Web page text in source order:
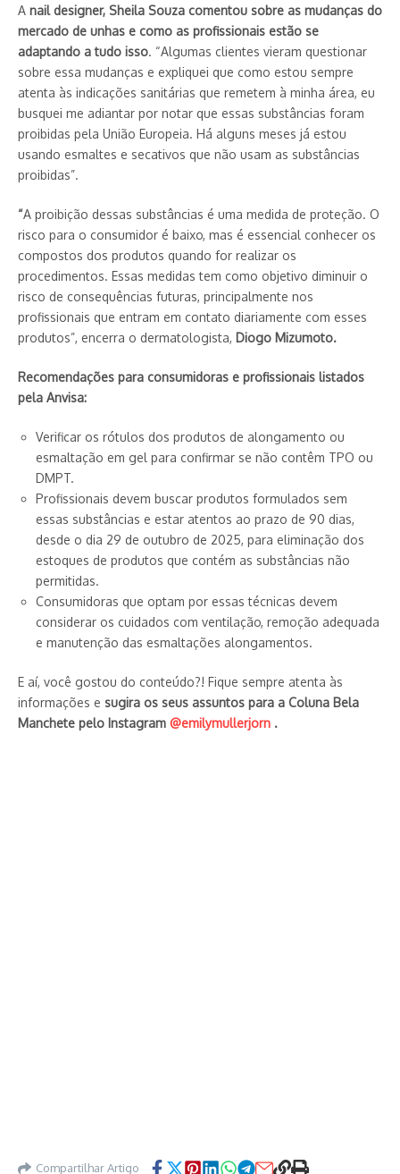
A nail designer, Sheila Souza comentou sobre as mudanças do
mercado de unhas e como as profissionais estão se
adaptando a tudo isso. “Algumas clientes vieram questionar
sobre essa mudanças e expliquei que como estou sempre
atenta às indicações sanitárias que remetem à minha área, eu
busquei me adiantar por notar que essas substâncias foram
proibidas pela União Europeia. Há alguns meses já estou
usando esmaltes e secativos que não usam as substâncias
proibidas”.
“A proibição dessas substâncias é uma medida de proteção. O
risco para o consumidor é baixo, mas é essencial conhecer os
compostos dos produtos quando for realizar os
procedimentos. Essas medidas tem como objetivo diminuir o
risco de consequências futuras, principalmente nos
profissionais que entram em contato diariamente com esses
produtos”, encerra o dermatologista, Diogo Mizumoto.
Recomendações para consumidoras e profissionais listados
pela Anvisa:
Verificar os rótulos dos produtos de alongamento ou
esmaltação em gel para confirmar se não contêm TPO ou
DMPT.
Profissionais devem buscar produtos formulados sem
essas substâncias e estar atentos ao prazo de 90 dias,
desde o dia 29 de outubro de 2025, para eliminação dos
estoques de produtos que contém as substâncias não
permitidas.
Consumidoras que optam por essas técnicas devem
considerar os cuidados com ventilação, remoção adequada
e manutenção das esmaltações alongamentos.
E aí, você gostou do conteúdo?! Fique sempre atenta às
informações e sugira os seus assuntos para a Coluna Bela
Manchete pelo Instagram @emilymullerjorn .
Compartilhar Artigo